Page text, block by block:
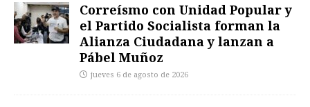
Correísmo con Unidad Popular y
el Partido Socialista forman la
Alianza Ciudadana y lanzan a
Pábel Muñoz
jueves 6 de agosto de 2026